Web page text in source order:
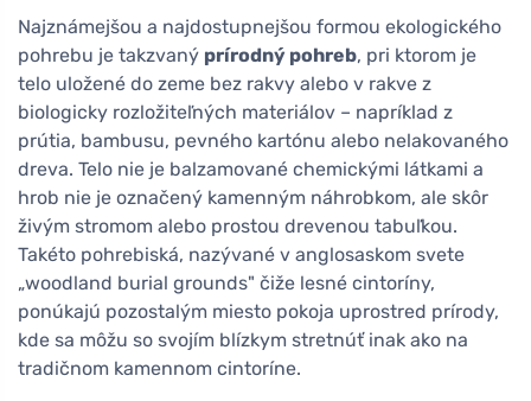
Najznámejšou a najdostupnejšou formou ekologického
pohrebu je takzvaný prírodný pohreb, pri ktorom je
telo uložené do zeme bez rakvy alebo v rakve z
biologicky rozložiteľných materiálov – napríklad z
prútia, bambusu, pevného kartónu alebo nelakovaného
dreva. Telo nie je balzamované chemickými látkami a
hrob nie je označený kamenným náhrobkom, ale skôr
živým stromom alebo prostou drevenou tabuľkou.
Takéto pohrebiská, nazývané v anglosaskom svete
„woodland burial grounds" čiže lesné cintoríny,
ponúkajú pozostalým miesto pokoja uprostred prírody,
kde sa môžu so svojím blízkym stretnúť inak ako na
tradičnom kamennom cintoríne.